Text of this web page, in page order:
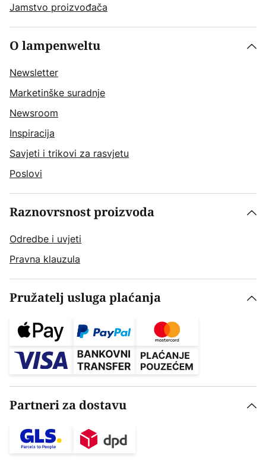
Jamstvo proizvođača
O lampenweltu
Newsletter
Marketinške suradnje
Newsroom
Inspiracija
Savjeti i trikovi za rasvjetu
Poslovi
Raznovrsnost proizvoda
Odredbe i uvjeti
Pravna klauzula
Pružatelj usluga plaćanja
Partneri za dostavu